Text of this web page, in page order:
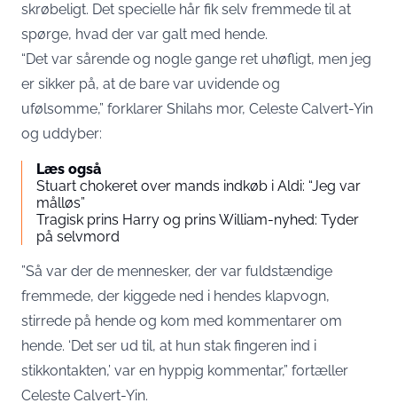
skrøbeligt. Det specielle hår fik selv fremmede til at
spørge, hvad der var galt med hende.
“Det var sårende og nogle gange ret uhøfligt, men jeg
er sikker på, at de bare var uvidende og
ufølsomme,” forklarer Shilahs mor, Celeste Calvert-Yin
og uddyber:
Læs også
Stuart chokeret over mands indkøb i Aldi: “Jeg var
målløs”
Tragisk prins Harry og prins William-nyhed: Tyder
på selvmord
”Så var der de mennesker, der var fuldstændige
fremmede, der kiggede ned i hendes klapvogn,
stirrede på hende og kom med kommentarer om
hende. ‘Det ser ud til, at hun stak fingeren ind i
stikkontakten,’ var en hyppig kommentar,” fortæller
Celeste Calvert-Yin.